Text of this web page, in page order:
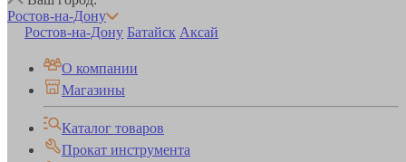
Ростов-на-Дону
Ростов-на-Дону Батайск Аксай
О компании
Магазины
Каталог товаров
Прокат инструмента